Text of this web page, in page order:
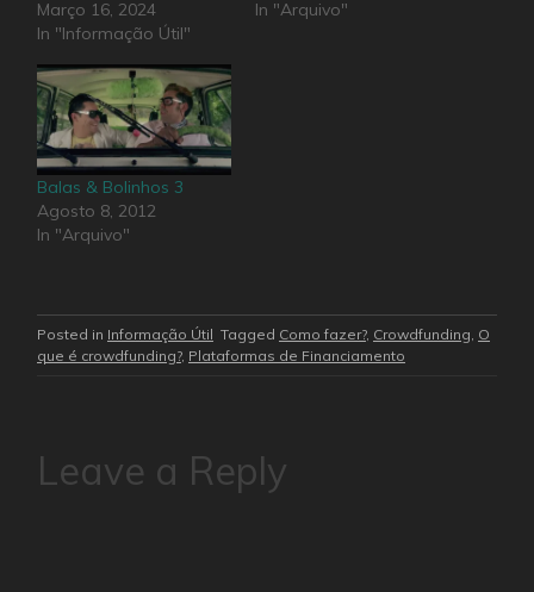
Março 16, 2024
In "Informação Útil"
In "Arquivo"
Balas & Bolinhos 3
Agosto 8, 2012
In "Arquivo"
Posted in Informação Útil Tagged Como fazer?, Crowdfunding O
que é crowdfunding?, Plataformas de Financiamento
Leave a Reply